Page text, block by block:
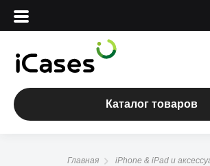
Вход
Сервисный центр
О магазине
Каталог товаров
Главная
iPhone & iPad и